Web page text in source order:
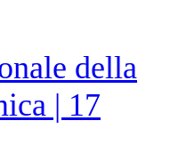
della
| 17